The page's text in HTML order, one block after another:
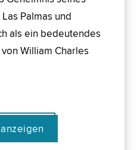
Palmas und
als ein bedeutendes
William Charles